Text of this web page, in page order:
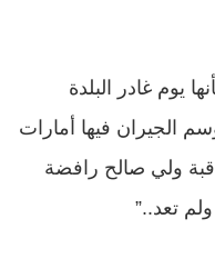
يوم غادر البلدة
الجيران فيها أمارات
قبة ولي صالح رافضة
تعد..”